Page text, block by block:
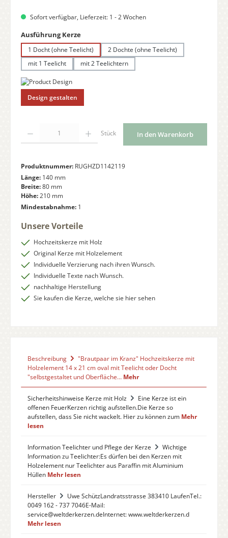
Sofort verfügbar, Lieferzeit: 1 - 2 Wochen
Ausführung Kerzeauswählen
1 Docht (ohne Teelicht)
2 Dochte (ohne Teelicht)
mit 1 Teelicht
mit 2 Teelichtern
Design gestalten
Stück In den Warenkorb
Produktnummer: RUGHZD1142119
Länge: 140 mm
Breite:80 mm
Höhe:210 mm
Mindestabnahme: 1
Unsere Vorteile
Hochzeitskerze mit Holz
Original Kerze mit Holzelement
Individuelle Verzierung nach ihren Wunsch.
Individuelle Texte nach Wunsch.
nachhaltige Herstellung
Sie kaufen die Kerze, welche sie hier sehen
Beschreibung
"Brautpaar im Kranz" Hochzeitskerze mit
Holzelement 14 x 21 cm oval mit Teelicht oder Docht
"selbstgestaltet und Oberfläche… Mehr
Sicherheitshinweise Kerze mit Holz
Eine Kerze ist ein
offenen FeuerKerzen richtig aufstellen.Die Kerze so
aufstellen, dass Sie nicht wackelt. Hier zu können zum Mehr
lesen
Information Teelichter und Pflege der Kerze
Wichtige
Information zu Teelichter:Es dürfen bei den Kerzen mit
Holzelement nur Teelichter aus Paraffin mit Aluminium
Hüllen Mehr lesen
Hersteller
Uwe SchützLandratsstrasse 383410 LaufenTel.:
0049 162 - 737 7046E-Mail:
service@weltderkerzen.deInternet: www.weltderkerzen.d
Mehr lesen